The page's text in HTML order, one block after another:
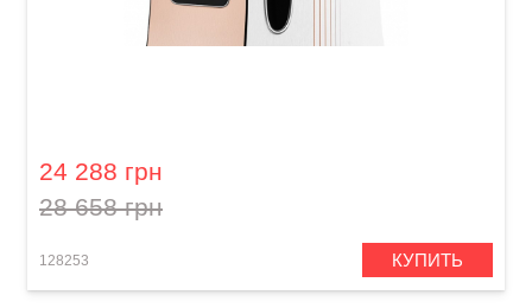
24 288 грн
28 658 грн
128253 КУПИТЬ